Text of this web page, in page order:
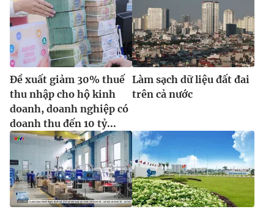
Đề xuất giảm 30% thuế
thu nhập cho hộ kinh
doanh, doanh nghiệp có
doanh thu đến 10 tỷ...
Làm sạch dữ liệu đất đai
trên cả nước